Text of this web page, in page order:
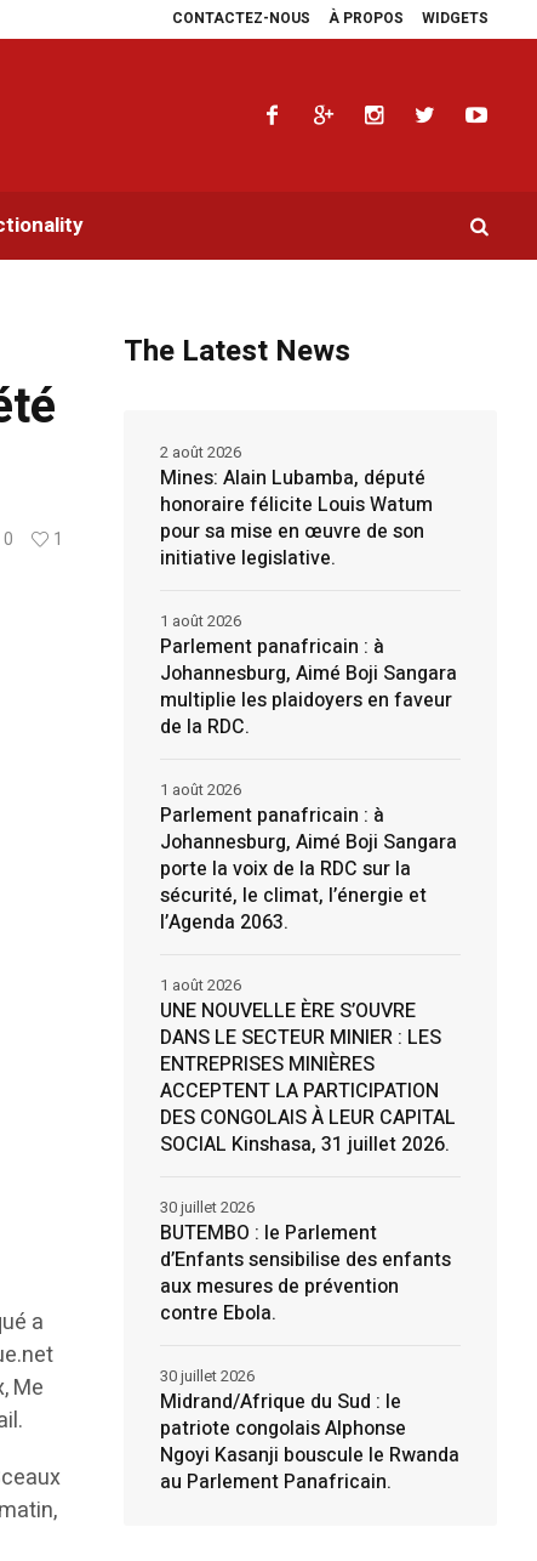
CONTACTEZ-NOUS À PROPOS WIDGETS
multiplie les plaidoyers en faveur de la RDC. Parlement panafricain : à
0 1
a
Me
The Latest News
Mines: Alain Lubamba, député
honoraire félicite Louis Watum
pour sa mise en œuvre de son
initiative legislative.
2 août 2026
Parlement panafricain : à
Johannesburg, Aimé Boji Sangara
multiplie les plaidoyers en faveur
de la RDC.
1 août 2026
Parlement panafricain : à
Johannesburg, Aimé Boji Sangara
porte la voix de la RDC sur la
sécurité, le climat, l’énergie et
l’Agenda 2063.
1 août 2026
UNE NOUVELLE ÈRE S’OUVRE
DANS LE SECTEUR MINIER : LES
ENTREPRISES MINIÈRES
ACCEPTENT LA PARTICIPATION
DES CONGOLAIS À LEUR CAPITAL
SOCIAL Kinshasa, 31 juillet 2026.
1 août 2026
BUTEMBO : le Parlement
d’Enfants sensibilise des enfants
aux mesures de prévention
contre Ebola.
30 juillet 2026
Midrand/Afrique du Sud : le
patriote congolais Alphonse
Ngoyi Kasanji bouscule le Rwanda
au Parlement Panafricain.
30 juillet 2026